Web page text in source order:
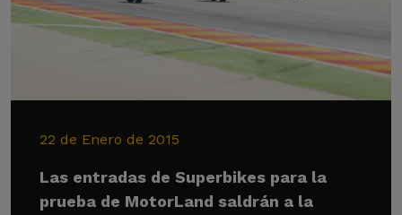
22 de Enero de 2015
Las entradas de Superbikes para la
prueba de MotorLand saldrán a la